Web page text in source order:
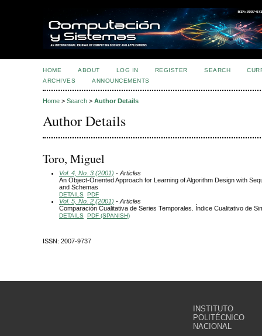
HOME ABOUT LOG IN REGISTER SEARCH
ARCHIVES
ANNOUNCEMENTS
Home > Search > Author Details
Author Details
Toro, Miguel
Vol. 4, No. 3 (2001) - Articles
An Object-Oriented Approach for Learning of Algorithm Design with
and Schemas
DETAILS PDF
Vol. 5, No. 2 (2001) - Articles
Comparación Cualitativa de Series Temporales. Índice Cualitativo de
DETAILS PDF (SPANISH)
ISSN: 2007-9737
INSTITUTO
POLITÉCNICO
NACIONAL